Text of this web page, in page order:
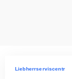
Liebherrserviscentr